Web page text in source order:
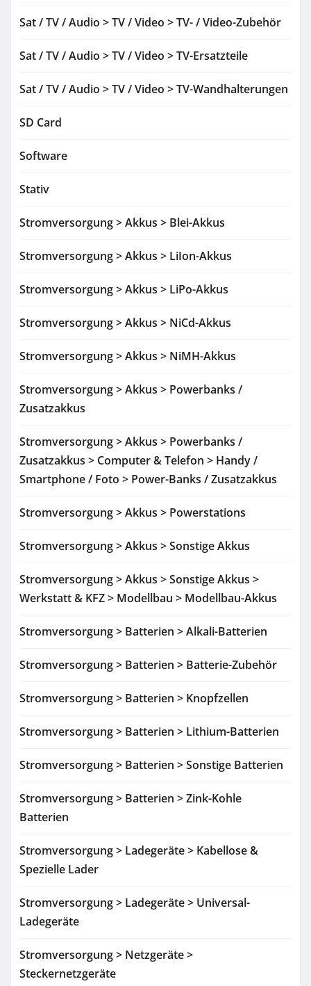
Sat / TV / Audio > TV / Video > TV- / Video-Zubehör
Sat / TV / Audio > TV / Video > TV-Ersatzteile
Sat / TV / Audio > TV / Video > TV-Wandhalterungen
SD Card
Software
Stativ
Stromversorgung > Akkus > Blei-Akkus
Stromversorgung > Akkus > LiIon-Akkus
Stromversorgung > Akkus > LiPo-Akkus
Stromversorgung > Akkus > NiCd-Akkus
Stromversorgung > Akkus > NiMH-Akkus
Stromversorgung > Akkus > Powerbanks /
Zusatzakkus
Stromversorgung > Akkus > Powerbanks /
Zusatzakkus > Computer & Telefon > Handy /
Smartphone / Foto > Power-Banks / Zusatzakkus
Stromversorgung > Akkus > Powerstations
Stromversorgung > Akkus > Sonstige Akkus
Stromversorgung > Akkus > Sonstige Akkus >
Werkstatt & KFZ > Modellbau > Modellbau-Akkus
Stromversorgung > Batterien > Alkali-Batterien
Stromversorgung > Batterien > Batterie-Zubehör
Stromversorgung > Batterien > Knopfzellen
Stromversorgung > Batterien > Lithium-Batterien
Stromversorgung > Batterien > Sonstige Batterien
Stromversorgung > Batterien > Zink-Kohle
Batterien
Stromversorgung > Ladegeräte > Kabellose &
Spezielle Lader
Stromversorgung > Ladegeräte > Universal-
Ladegeräte
Stromversorgung > Netzgeräte >
Steckernetzgeräte